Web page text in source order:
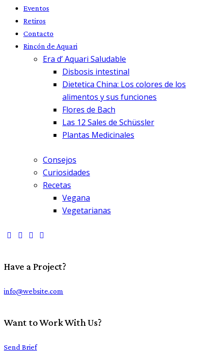
Eventos
Retiros
Contacto
Rincón de Aquari
Era d’ Aquari Saludable
Disbosis intestinal
Dietetica China: Los colores de los
alimentos y sus funciones
Flores de Bach
Las 12 Sales de Schüssler
Plantas Medicinales
Consejos
Curiosidades
Recetas
Vegana
Vegetarianas
Have a Project?
info@website.com
Want to Work With Us?
Send Brief